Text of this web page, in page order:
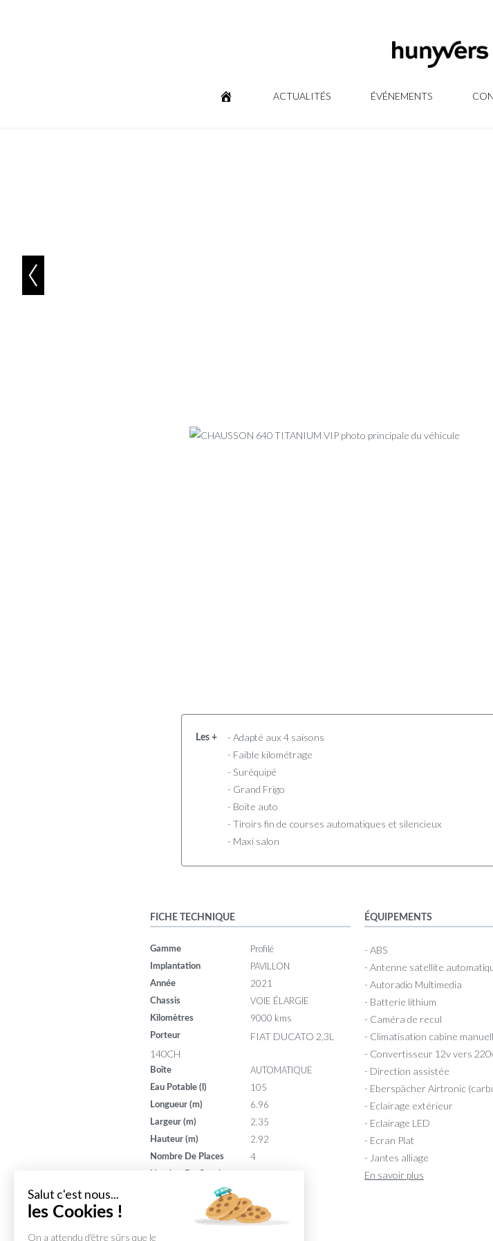
ACTUALITÉS ÉVÉNEMENTS
Les +
- Adapté aux 4 saisons
- Faible kilométrage
- Suréquipé
- Grand Frigo
- Boite auto
- Tiroirs fin de courses automatiques et silencieux
- Maxi salon
FICHE TECHNIQUE
Gamme Profilé
Implantation PAVILLON
Année 2021
Chassis VOIE ÉLARGIE
Kilomètres 9000 kms
Porteur
FIAT DUCATO 2,3L
140CH
Boîte AUTOMATIQUE
Eau Potable (l) 105
Longueur (m) 6.96
Largeur (m) 2.35
Hauteur (m) 2.92
Nombre De Places 4
8
ÉQUIPEMENTS
- ABS
- Antenne satellite
- Autoradio Multimedia
- Batterie lithium
- Caméra de recul
- Climatisation cabine
- Convertisseur 12v vers
- Direction assistée
- Eberspächer Airtronic
- Eclairage extérieur
- Eclairage LED
- Ecran Plat
- Jantes alliage
En savoir plus
Salut c'est nous...
les Cookies !
On a attendu d'être sûrs que le